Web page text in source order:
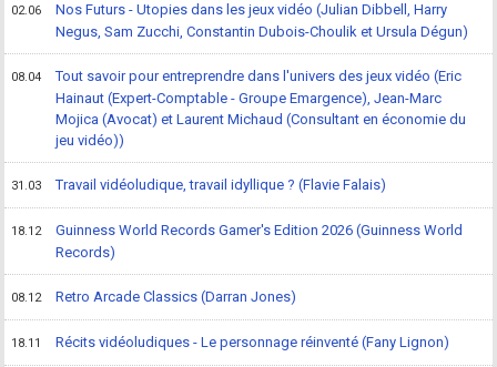
02.06
Nos Futurs - Utopies dans les jeux vidéo (Julian Dibbell, Harry
Negus, Sam Zucchi, Constantin Dubois-Choulik et Ursula Dégun)
08.04
Tout savoir pour entreprendre dans l'univers des jeux vidéo (Eric
Hainaut (Expert-Comptable - Groupe Emargence), Jean-Marc
Mojica (Avocat) et Laurent Michaud (Consultant en économie du
jeu vidéo))
31.03 Travail vidéoludique, travail idyllique ? (Flavie Falais)
18.12
Guinness World Records Gamer's Edition 2026 (Guinness World
Records)
08.12 Retro Arcade Classics (Darran Jones)
18.11 Récits vidéoludiques - Le personnage réinventé (Fany Lignon)